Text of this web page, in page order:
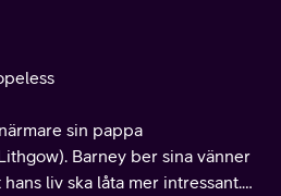
sin pappa
Barney ber sina vänner
liv ska låta mer intressant.